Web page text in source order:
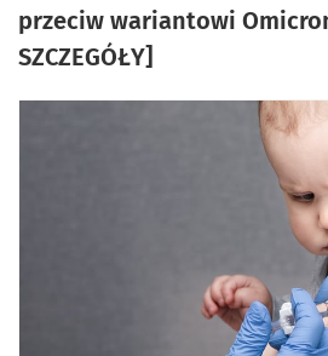
przeciw wariantowi
SZCZEGÓŁY]